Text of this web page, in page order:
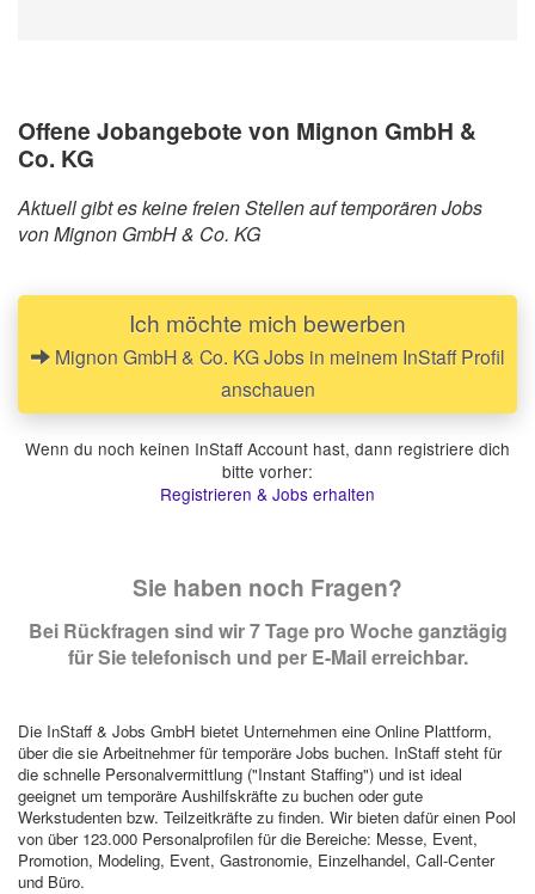
Offene Jobangebote von Mignon GmbH &
Co. KG
Aktuell gibt es keine freien Stellen auf temporären Jobs
von Mignon GmbH & Co. KG
Ich möchte mich bewerben
Mignon GmbH & Co. KG Jobs in meinem InStaff Profil
anschauen
Wenn du noch keinen InStaff Account hast, dann registriere dich
bitte vorher:
Registrieren & Jobs erhalten
Sie haben noch Fragen?
Bei Rückfragen sind wir 7 Tage pro Woche ganztägig
für Sie telefonisch und per E-Mail erreichbar.
Die InStaff & Jobs GmbH bietet Unternehmen eine Online Plattform,
über die sie Arbeitnehmer für temporäre Jobs buchen. InStaff steht für
die schnelle Personalvermittlung ("Instant Staffing") und ist ideal
geeignet um temporäre Aushilfskräfte zu buchen oder gute
Werkstudenten bzw. Teilzeitkräfte zu finden. Wir bieten dafür einen Pool
von über 123.000 Personalprofilen für die Bereiche: Messe, Event,
Promotion, Modeling, Event, Gastronomie, Einzelhandel, Call-Center
und Büro.